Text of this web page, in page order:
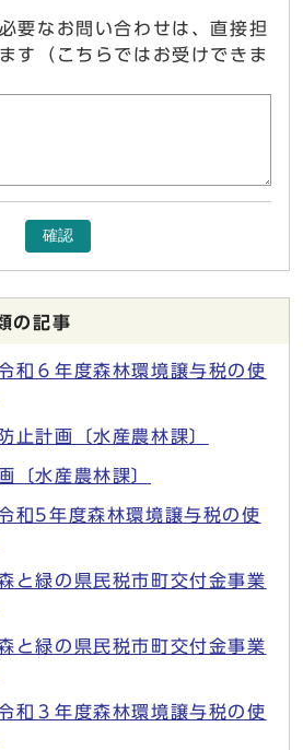
要なお問い合わせは、直接担
す（こちらではお受けできま
確認
の記事
和６年度森林環境譲与税の使
止計画〔水産農林課〕
〔水産農林課〕
和5年度森林環境譲与税の使
と緑の県民税市町交付金事業
と緑の県民税市町交付金事業
和３年度森林環境譲与税の使